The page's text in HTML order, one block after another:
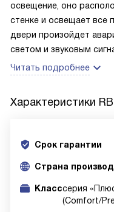
освещение, оно
стенке и освещает все
двери произойдет
светом и звуковым
Читать подробнее
Характеристики
Срок гарантии
Cтрана
Класссерия
(Comfort/